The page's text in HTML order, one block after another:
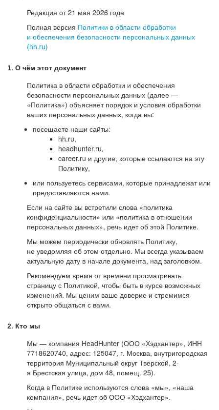
Редакция от 21 мая 2026 года
Полная версия Политики в области обработки
и обеспечения безопасности персональных данных
(hh.ru)
1. О чём этот документ
Политика в области обработки и обеспечения
безопасности персональных данных (далее —
«Политика») объясняет порядок и условия обработки
ваших персональных данных, когда вы:
посещаете наши сайты:
hh.ru,
headhunter.ru,
career.ru и другие, которые ссылаются на эту
Политику,
или пользуетесь сервисами, которые принадлежат или
предоставляются нами.
Если на сайте вы встретили слова «политика
конфиденциальности» или «политика в отношении
персональных данных», речь идет об этой Политике.
Мы можем периодически обновлять Политику,
не уведомляя об этом отдельно. Мы всегда указываем
актуальную дату в начале документа, над заголовком.
Рекомендуем время от времени просматривать
страницу с Политикой, чтобы быть в курсе возможных
изменений. Мы ценим ваше доверие и стремимся
открыто общаться с вами.
2. Кто мы
Мы — компания HeadHunter (ООО «Хэдхантер», ИНН
7718620740, адрес: 125047, г. Москва, внутригородская
территория Муниципальный округ Тверской, 2-
я Брестская улица, дом 48, помещ. 25).
Когда в Политике используются слова «мы», «наша
компания», речь идет об ООО «Хэдхантер».